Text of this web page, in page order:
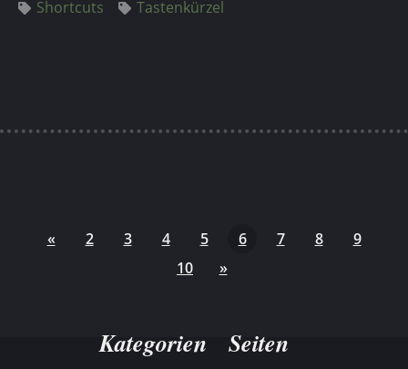
Shortcuts
Tastenkürzel
« 2 3 4 5 6 7 8
9
10
»
Kategorien Seiten